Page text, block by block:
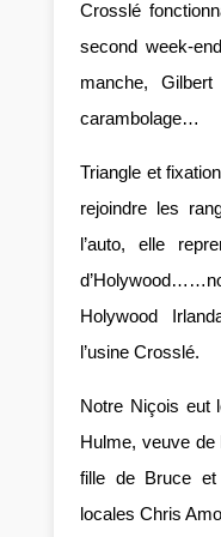
Crosslé
second week-
manche,
carambolage…
Triangle et
rejoindre les
l’auto, elle
Holywood
l’usine Crosslé.
Notre Niçois eut
Hulme, veuve
fille de Bruce
locales Chris